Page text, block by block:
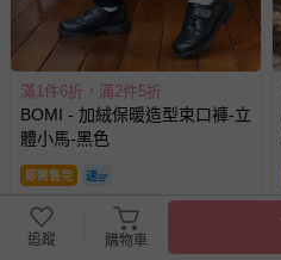
滿1件6折，滿2件5折
BOMI - 加絨保暖造型束口褲-立
體小馬-黑色
即將售完
389
已售出 5
追蹤 購物車